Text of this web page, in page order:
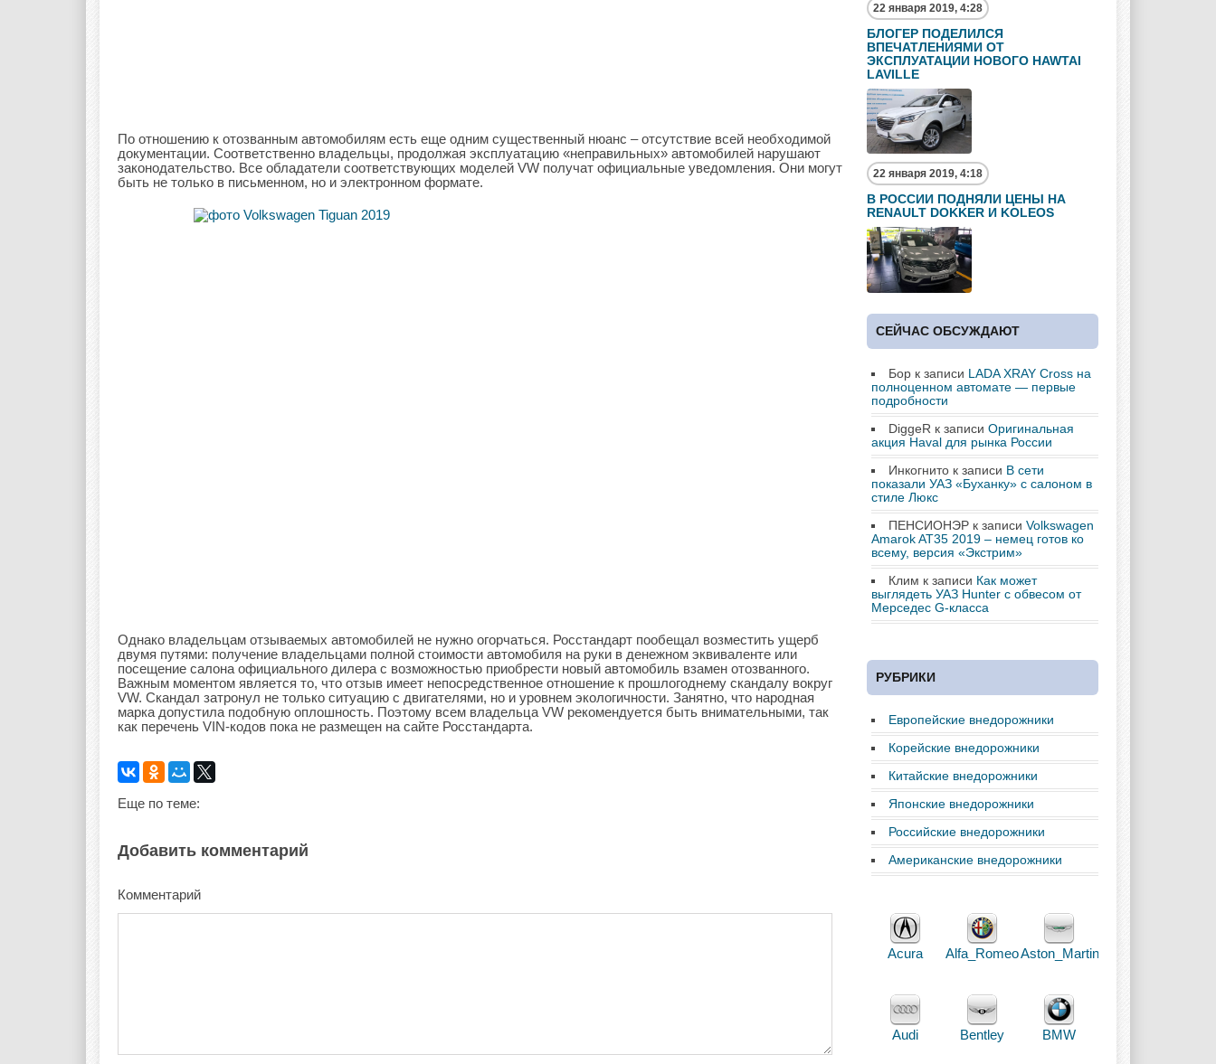
По отношению к отозванным автомобилям есть еще одним существенный нюанс – отсутствие всей необходимой
документации. Соответственно владельцы, продолжая эксплуатацию «неправильных» автомобилей нарушают
законодательство. Все обладатели соответствующих моделей VW получат официальные уведомления. Они могут
быть не только в письменном, но и электронном формате.
Однако владельцам отзываемых автомобилей не нужно огорчаться. Росстандарт пообещал возместить ущерб
двумя путями: получение владельцами полной стоимости автомобиля на руки в денежном эквиваленте или
посещение салона официального дилера с возможностью приобрести новый автомобиль взамен отозванного.
Важным моментом является то, что отзыв имеет непосредственное отношение к прошлогоднему скандалу вокруг
VW. Скандал затронул не только ситуацию с двигателями, но и уровнем экологичности. Занятно, что народная
марка допустила подобную оплошность. Поэтому всем владельца VW рекомендуется быть внимательными, так
как перечень VIN-кодов пока не размещен на сайте Росстандарта.
Еще по теме:
Добавить комментарий
Комментарий
22 января 2019, 4:28
БЛОГЕР ПОДЕЛИЛСЯ
ВПЕЧАТЛЕНИЯМИ ОТ
ЭКСПЛУАТАЦИИ НОВОГО HAWTAI
LAVILLE
22 января 2019, 4:18
В РОССИИ ПОДНЯЛИ ЦЕНЫ НА
RENAULT DOKKER И KOLEOS
СЕЙЧАС ОБСУЖДАЮТ
Бор к записи LADA XRAY Cross на
полноценном автомате — первые
подробности
DiggeR к записи Оригинальная
акция Haval для рынка России
Инкогнито к записи В сети
показали УАЗ «Буханку» с салоном в
стиле Люкс
ПЕНСИОНЭР к записи Volkswagen
Amarok AT35 2019 – немец готов ко
всему, версия «Экстрим»
Клим к записи Как может
выглядеть УАЗ Hunter с обвесом от
Мерседес G-класса
РУБРИКИ
Европейские внедорожники
Корейские внедорожники
Китайские внедорожники
Японские внедорожники
Российские внедорожники
Американские внедорожники
Acura Alfa_RomeoAston_Martin
Audi Bentley BMW